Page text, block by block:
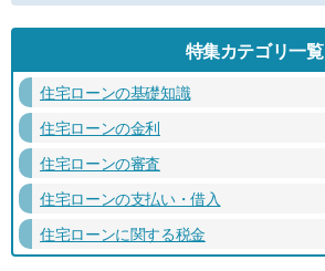
特集カテゴリ一覧
住宅ローンの基礎知識
住宅ローンの金利
住宅ローンの審査
住宅ローンの支払い・借入
住宅ローンに関する税金